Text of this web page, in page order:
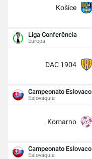
Košice
Liga Conferência
Europa
DAC 1904
Campeonato Eslovaco
Eslováquia
Komarno
Campeonato Eslovaco
Eslováquia